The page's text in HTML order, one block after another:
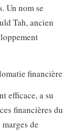
Un nom se
Tah, ancien
financière
efficace, a su
financières du
de